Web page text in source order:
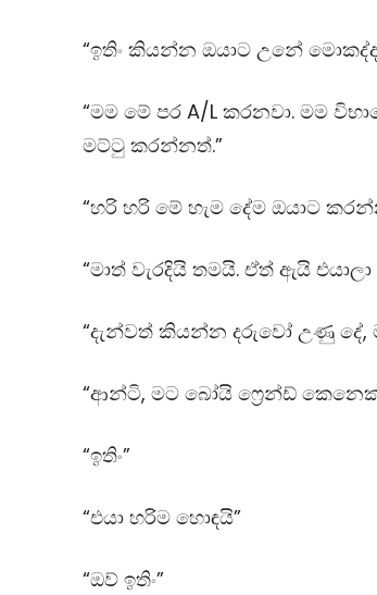
“ඉතිං කියන්න ඔයාට උනේ මොකද්ද
“මම මේ පර A/L කරනවා. මම
මට්ටු කරන්නත්.”
“හරි හරි මේ හැම දේම ඔයාට
“මාත් වැරදියි තමයි. ඒත් ඇයි
“දැන්වත් කියන්න දරුවෝ උණු දේ,
“ආන්ටි, මට බෝයි ෆ්‍රෙන්ඩ්
“ඉතිං”
“එයා හරිම හොඳයි”
“ඔව් ඉතිං”